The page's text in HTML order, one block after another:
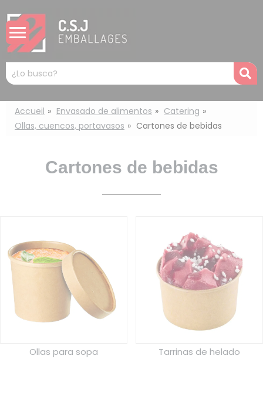
Mots
clés
:
Accueil Envasado de alimentos
Catering
Ollas, cuencos, portavasos
Cartones de bebidas
Cartones de bebidas
Ollas para sopa Tarrinas de helado